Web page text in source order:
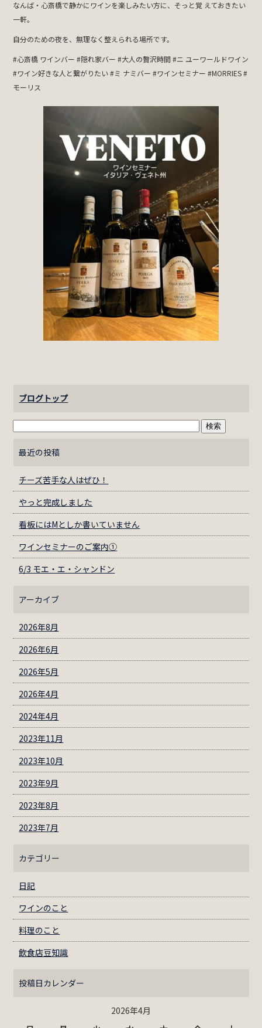
なんば・心斎橋で静かにワインを楽しみたい方に、そっと覚 えておきたい
一軒。
自分のための夜を、無理なく整えられる場所です。
#心斎橋 ワインバー #隠れ家バー #大人の贅沢時間 #ニ ユーワールドワイン
#ワイン好きな人と繋がりたい #ミ ナミバー #ワインセミナー #MORRIES #
モーリス
ブログトップ
最近の投稿
チーズ苦手な人はぜひ！
やっと完成しました
看板にはМとしか書いていません
ワインセミナーのご案内①
6/3 モエ・エ・シャンドン
アーカイブ
2026年8月
2026年6月
2026年5月
2026年4月
2024年4月
2023年11月
2023年10月
2023年9月
2023年8月
2023年7月
カテゴリー
日記
ワインのこと
料理のこと
飲食店豆知識
投稿日カレンダー
2026年4月